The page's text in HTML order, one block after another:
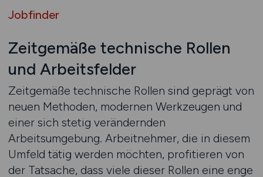
Jobfinder
Zeitgemäße technische Rollen
und Arbeitsfelder
Zeitgemäße technische Rollen sind geprägt von
neuen Methoden, modernen Werkzeugen und
einer sich stetig verändernden
Arbeitsumgebung. Arbeitnehmer, die in diesem
Umfeld tätig werden möchten, profitieren von
der Tatsache, dass viele dieser Rollen eine enge